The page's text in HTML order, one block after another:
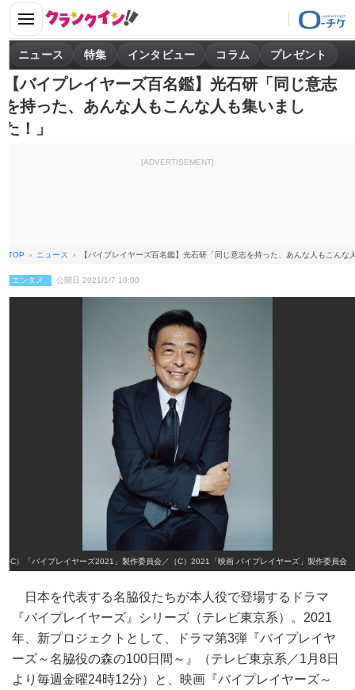
ニュース 特集 インタビュー コラム プレゼント
【バイプレイヤーズ百名鑑】光石研「同じ意志
を持った、あんな人もこんな人も集いまし
た！」
[ADVERTISEMENT]
TOP ニュース 【バイプレイヤーズ百名鑑】光石研「同じ意志を持った、あんな人もこんな
エンタメ 公開日 2021/1/7 18:00
（C）「バイプレイヤーズ2021」製作委員会／（C）2021「映画 バイプレイヤーズ」製作委員会
日本を代表する名脇役たちが本人役で登場するドラマ
『バイプレイヤーズ』シリーズ（テレビ東京系）。2021
年、新プロジェクトとして、ドラマ第3弾『バイプレイヤ
ーズ～名脇役の森の100日間～』（テレビ東京系／1月8日
より毎週金曜24時12分）と、映画『バイプレイヤーズ～